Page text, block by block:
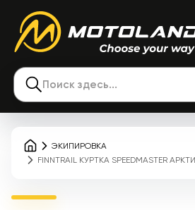
Поиск здесь...
ЭКИПИРОВКА
FINNTRAIL КУРТКА SPEEDMASTER